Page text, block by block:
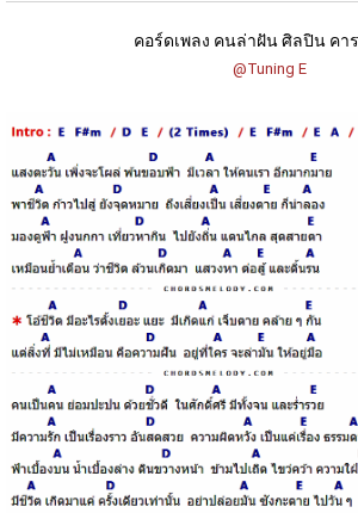
คอร์ดเพลง คนล่าฝัน ศิลปิน คา
@Tuning E